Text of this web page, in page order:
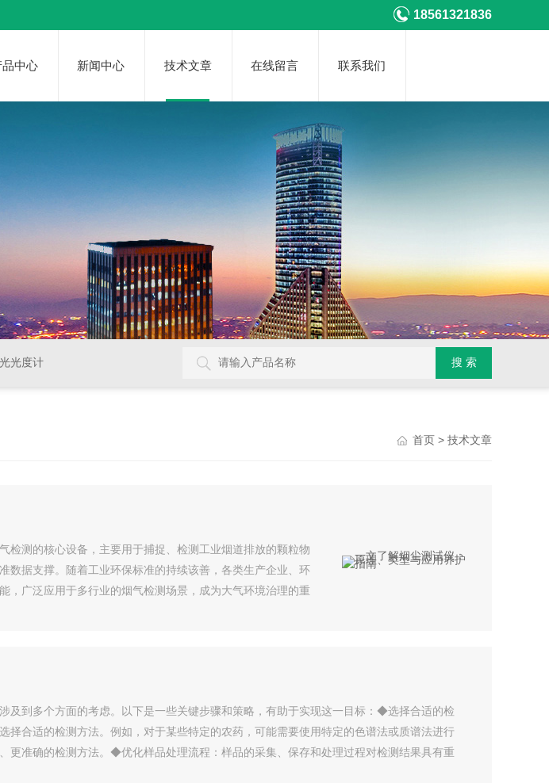
18561321836
品中心 新闻中心 技术文章 在线留言 联系我们
光度计
首页 > 技术文章
检测的核心设备，主要用于捕捉、检测工业烟道排放的颗粒物
数据支撑。随着工业环保标准的持续该善，各类生产企业、环
，广泛应用于多行业的烟气检测场景，成为大气环境治理的重
及到多个方面的考虑。以下是一些关键步骤和策略，有助于实现这一目标：◆选择合适的检
择合适的检测方法。例如，对于某些特定的农药，可能需要使用特定的色谱法或质谱法进行
更准确的检测方法。◆优化样品处理流程：样品的采集、保存和处理过程对检测结果具有重